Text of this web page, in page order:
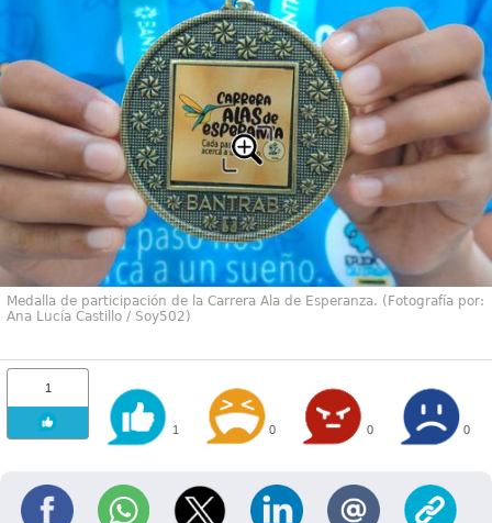
Medalla de participación de la Carrera Ala de Esperanza. (Fotografía por:
Ana Lucía Castillo / Soy502)
1
1 0 0 0